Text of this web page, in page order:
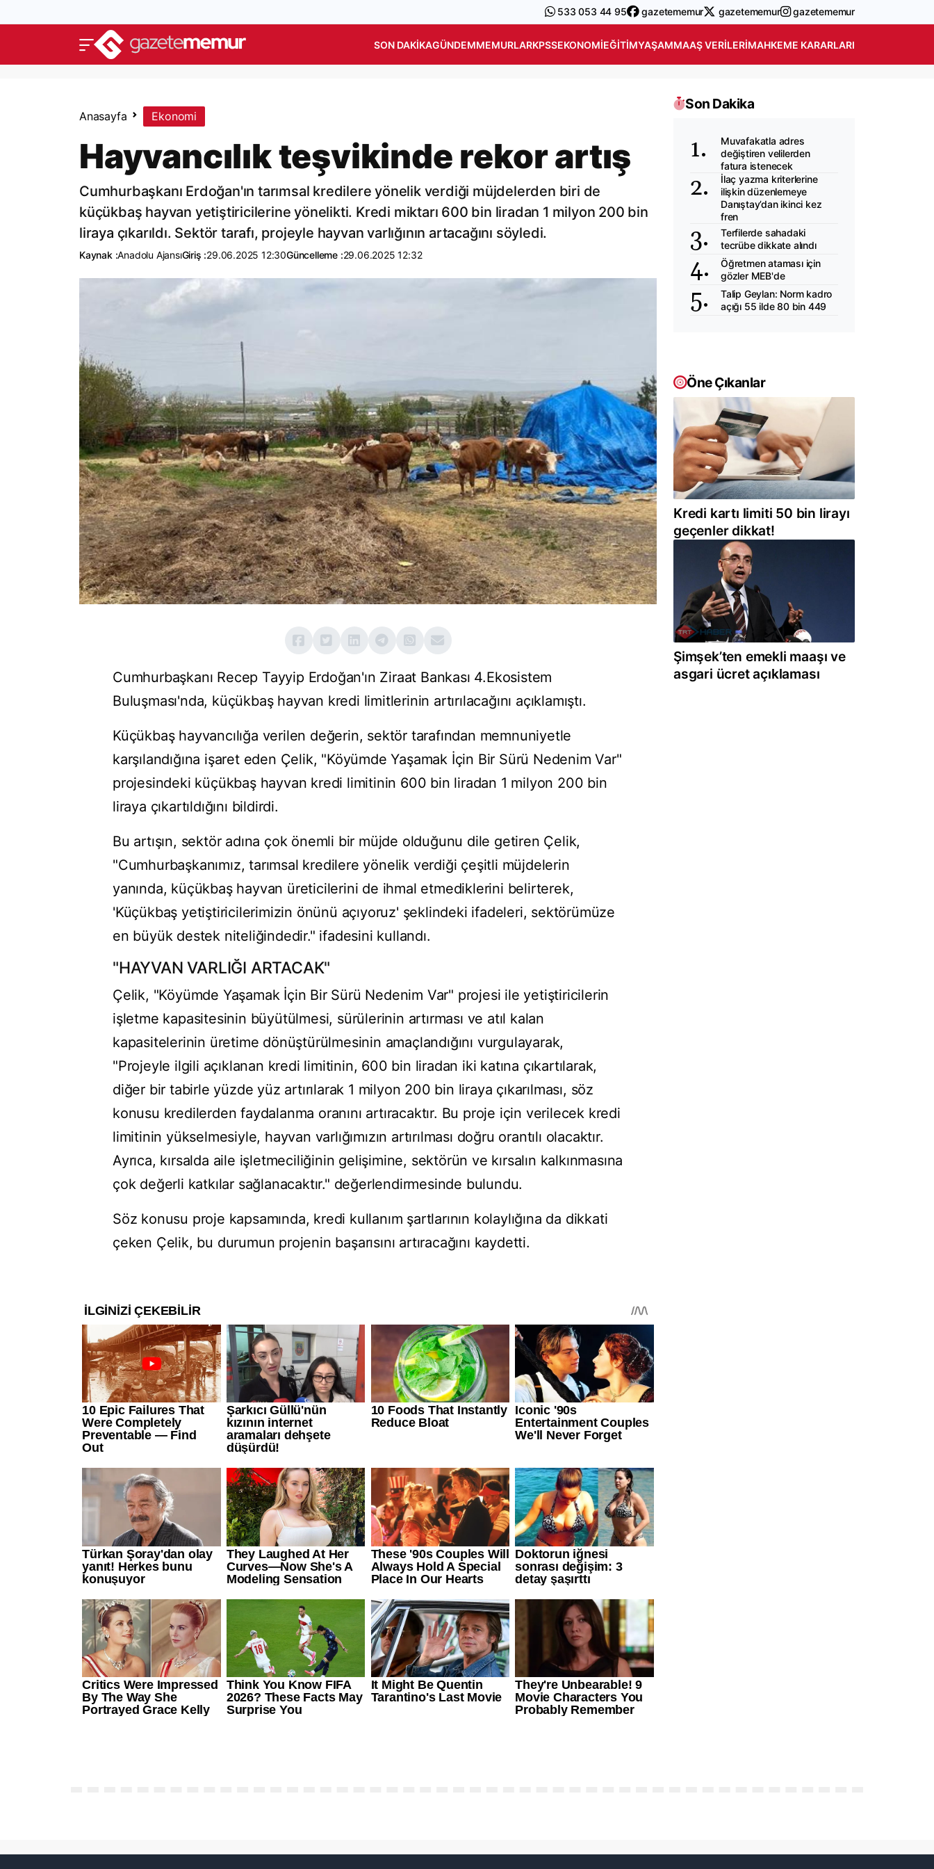
533 053 44 95 gazetememur gazetememur gazetememur
SON DAKIKAGÜNDEMMEMURLARKPSSEKONOMIEĞITIMYAŞAMMAAŞ VERILERIMAHKEME KARARLARI
Anasayfa Ekonomi
Hayvancılık teşvikinde rekor artış
Cumhurbaşkanı Erdoğan'ın tarımsal kredilere yönelik verdiği müjdelerden biri de
küçükbaş hayvan yetiştiricilerine yönelikti. Kredi miktarı 600 bin liradan 1 milyon 200 bin
liraya çıkarıldı. Sektör tarafı, projeyle hayvan varlığının artacağını söyledi.
Kaynak :Anadolu AjansıGiriş :29.06.2025 12:30Güncelleme :29.06.2025 12:32
Cumhurbaşkanı Recep Tayyip Erdoğan'ın Ziraat Bankası 4.Ekosistem
Buluşması'nda, küçükbaş hayvan kredi limitlerinin artırılacağını açıklamıştı.
Küçükbaş hayvancılığa verilen değerin, sektör tarafından memnuniyetle
karşılandığına işaret eden Çelik, "Köyümde Yaşamak İçin Bir Sürü Nedenim Var"
projesindeki küçükbaş hayvan kredi limitinin 600 bin liradan 1 milyon 200 bin
liraya çıkartıldığını bildirdi.
Bu artışın, sektör adına çok önemli bir müjde olduğunu dile getiren Çelik,
"Cumhurbaşkanımız, tarımsal kredilere yönelik verdiği çeşitli müjdelerin
yanında, küçükbaş hayvan üreticilerini de ihmal etmediklerini belirterek,
'Küçükbaş yetiştiricilerimizin önünü açıyoruz' şeklindeki ifadeleri, sektörümüze
en büyük destek niteliğindedir." ifadesini kullandı.
"HAYVAN VARLIĞI ARTACAK"
Çelik, "Köyümde Yaşamak İçin Bir Sürü Nedenim Var" projesi ile yetiştiricilerin
işletme kapasitesinin büyütülmesi, sürülerinin artırması ve atıl kalan
kapasitelerinin üretime dönüştürülmesinin amaçlandığını vurgulayarak,
"Projeyle ilgili açıklanan kredi limitinin, 600 bin liradan iki katına çıkartılarak,
diğer bir tabirle yüzde yüz artırılarak 1 milyon 200 bin liraya çıkarılması, söz
konusu kredilerden faydalanma oranını artıracaktır. Bu proje için verilecek kredi
limitinin yükselmesiyle, hayvan varlığımızın artırılması doğru orantılı olacaktır.
Ayrıca, kırsalda aile işletmeciliğinin gelişimine, sektörün ve kırsalın kalkınmasına
çok değerli katkılar sağlanacaktır." değerlendirmesinde bulundu.
Söz konusu proje kapsamında, kredi kullanım şartlarının kolaylığına da dikkati
çeken Çelik, bu durumun projenin başarısını artıracağını kaydetti.
Son Dakika
Muvafakatla adres
değiştiren velilerden
fatura istenecek
İlaç yazma kriterlerine
ilişkin düzenlemeye
Danıştay’dan ikinci kez
fren
Terfilerde sahadaki
tecrübe dikkate alındı
Öğretmen ataması için
gözler MEB'de
Talip Geylan: Norm kadro
açığı 55 ilde 80 bin 449
Öne Çıkanlar
Kredi kartı limiti 50 bin lirayı
geçenler dikkat!
Şimşek’ten emekli maaşı ve
asgari ücret açıklaması